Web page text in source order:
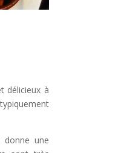
délicieux à
donne une